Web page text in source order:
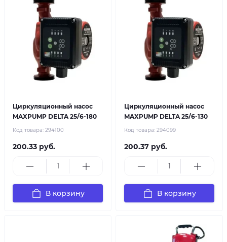
Циркуляционный насос
MAXPUMP DELTA 25/6-180
Код товара: 294100
200.33 руб.
В корзину
Циркуляционный насос
MAXPUMP DELTA 25/6-130
Код товара: 294099
200.37 руб.
В корзину